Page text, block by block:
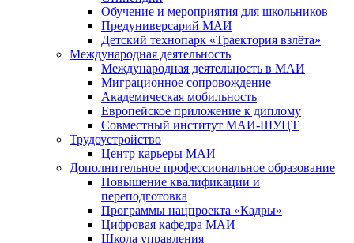
Обучение и мероприятия для школьников
Предуниверсарий МАИ
Детский технопарк «Траектория взлёта»
Международная деятельность
Международная деятельность в МАИ
Миграционное сопровождение
Академическая мобильность
Европейское приложение к диплому
Совместный институт МАИ-ШУЦТ
Трудоустройство
Центр карьеры МАИ
Дополнительное профессиональное образование
Повышение квалификации и
переподготовка
Программы нацпроекта «Кадры»
Цифровая кафедра МАИ
Школа управления